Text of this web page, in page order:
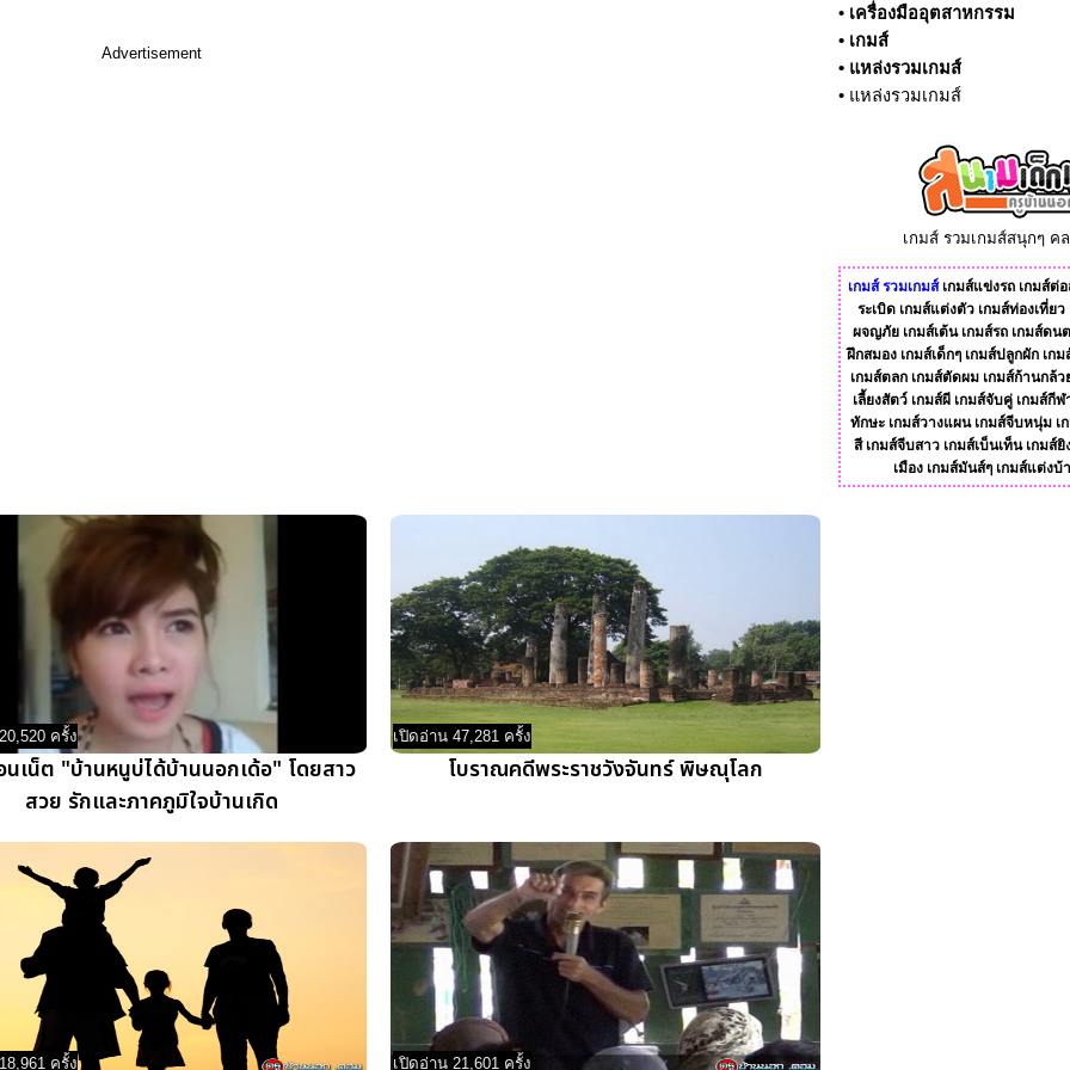
Advertisement
ครั้ง
นเน็ต "บ้านหนูบ่ได้บ้านนอกเด้อ" โดยสาว
สวย รักและภาคภูมิใจบ้านเกิด
เปิดอ่าน 47,281 ครั้ง
โบราณคดีพระราชวังจันทร์ พิษณุโลก
ครั้ง เปิดอ่าน 21,601 ครั้ง
• เครื่องมืออุตสาหกรรม
• เกมส์
• แหล่งรวมเกมส์
• แหล่งรวมเกมส์
เกมส์ รวมเกมส์สนุกๆ ค
เกมส์ รวมเกมส์ เกมส์แข่งรถ เกมส์ต่อ
ระเบิด เกมส์แต่งตัว เกมส์ท่องเที่ยว
ผจญภัย เกมส์เต้น เกมส์รถ เกมส์ดน
ฝึกสมอง เกมส์เด็กๆ เกมส์ปลูกผัก เก
เกมส์ตลก เกมส์ตัดผม เกมส์ก้านกล้ว
เลี้ยงสัตว์ เกมส์ผี เกมส์จับคู่ เกมส์กีฬ
ทักษะ เกมส์วางแผน เกมส์จีบหนุ่ม เ
สี เกมส์จีบสาว เกมส์เบ็นเท็น เกมส์ยิ
เมือง เกมส์มันส์ๆ เกมส์แต่งบ้